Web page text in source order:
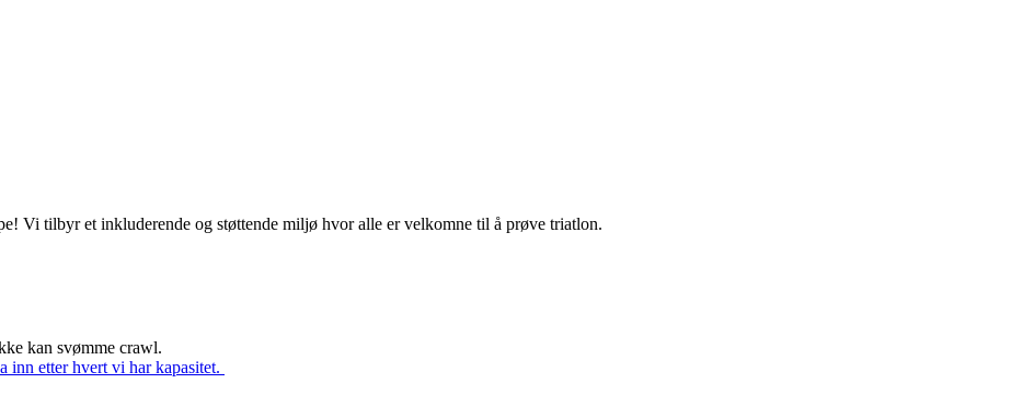
Vi tilbyr et inkluderende og støttende miljø hvor alle er velkomne til å prøve triatlon.
kan svømme crawl.
inn etter hvert vi har kapasitet.